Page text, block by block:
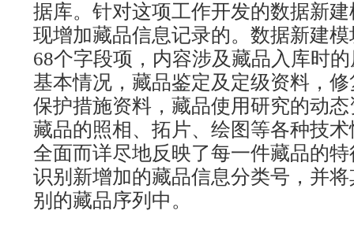
据库。针对这项工作开发的数据新
现增加藏品信息记录的。数据新建
68个字段项，内容涉及藏品入库时
基本情况，藏品鉴定及定级资料，
保护措施资料，藏品使用研究的动
藏品的照相、拓片、绘图等各种技
全面而详尽地反映了每一件藏品的
识别新增加的藏品信息分类号，并
别的藏品序列中。